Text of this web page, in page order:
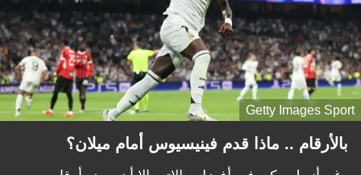
Getty Images Sport
بالأرقام .. ماذا قدم فينيسيوس أمام ميلان؟